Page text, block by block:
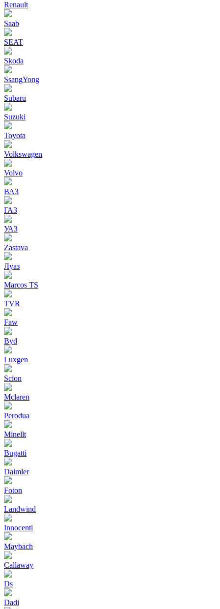
Renault
Saab
SEAT
Skoda
SsangYong
Subaru
Suzuki
Toyota
Volkswagen
Volvo
ВАЗ
ГАЗ
УАЗ
Zastava
Луаз
Marcos TS
TVR
Faw
Byd
Luxgen
Scion
Mclaren
Perodua
Minellt
Bugatti
Daimler
Foton
Landwind
Innocenti
Maybach
Callaway
Ds
Dadi